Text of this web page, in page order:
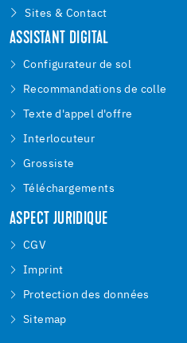
Sites & Contact
ASSISTANT DIGITAL
Configurateur de sol
Recommandations de colle
Texte d'appel d'offre
Interlocuteur
Grossiste
Téléchargements
ASPECT JURIDIQUE
CGV
Imprint
Protection des données
Sitemap